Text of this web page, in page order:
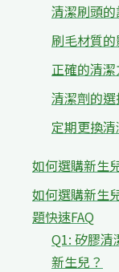
清潔刷頭
刷毛材質
正確的清潔
清潔劑的
定期更換
如何選購新生
如何選購新生
題快速FAQ
Q1: 矽膠清
新生兒？